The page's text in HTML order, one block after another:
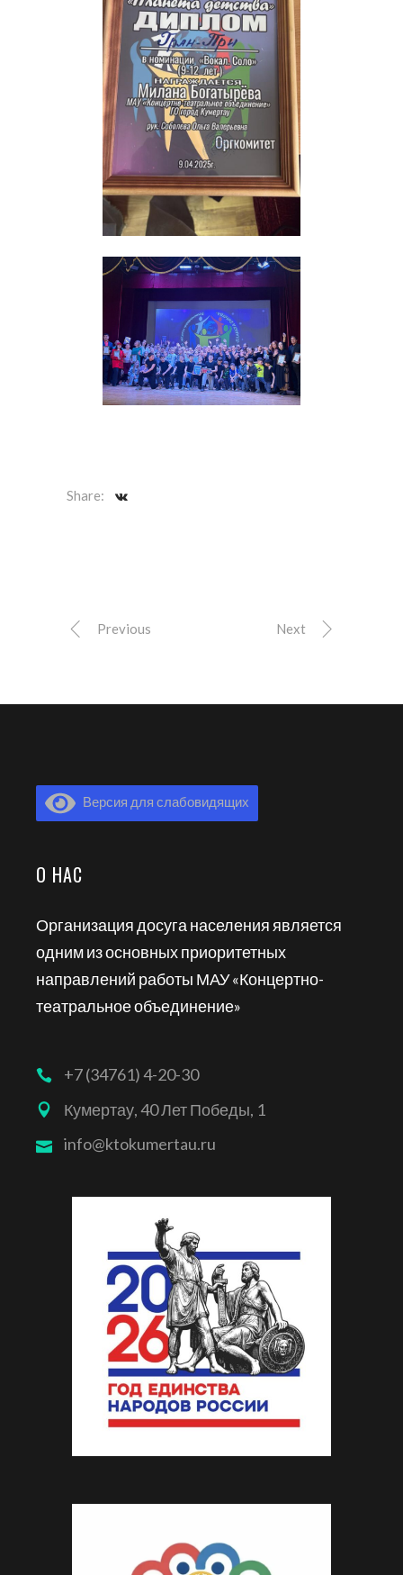
Share:
Previous Next
Версия для слабовидящих
О НАС
Организация досуга населения является
одним из основных приоритетных
направлений работы МАУ «Концертно-
театральное объединение»
+7 (34761) 4-20-30
Кумертау, 40 Лет Победы, 1
info@ktokumertau.ru